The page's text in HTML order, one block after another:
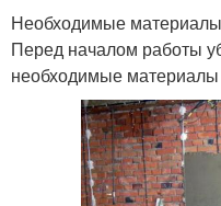
Необходимые
Перед началом работы
необходимые